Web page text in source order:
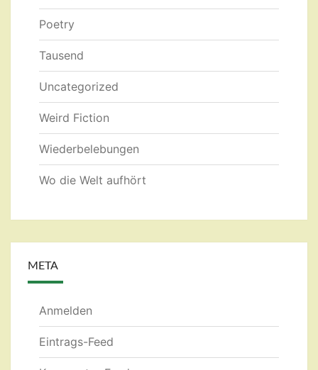
Poetry
Tausend
Uncategorized
Weird Fiction
Wiederbelebungen
Wo die Welt aufhört
META
Anmelden
Eintrags-Feed